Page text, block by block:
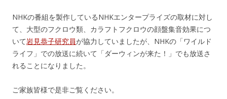
NHKの番組を製作しているNHKエンタープライズの取材に対し
て、大型のフクロウ類、カラフトフクロウの顔盤集音効果につ
いて岩見恭子研究員が協力していましたが、NHKの「ワイルド
ライフ」での放送に続いて「ダーウィンが来た！」でも放送さ
れることになりました。
ご家族皆様で是非ご覧ください。